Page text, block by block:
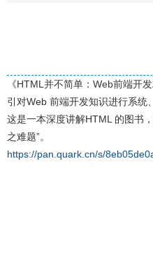
《HTML并不简单：Web前端开
引对Web 前端开发知识进行系统
这是一本深度讲解HTML 的图书
之难题”。
https://pan.quark.cn/s/